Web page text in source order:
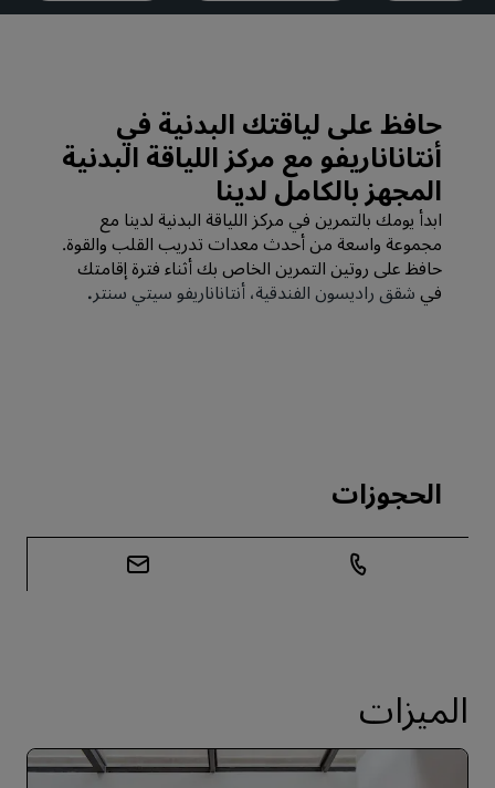
حافظ على لياقتك البدنية في
أنتاناناريفو مع مركز اللياقة البدنية
المجهز بالكامل لدينا
ابدأ يومك بالتمرين في مركز اللياقة البدنية لدينا مع
مجموعة واسعة من أحدث معدات تدريب القلب والقوة.
حافظ على روتين التمرين الخاص بك أثناء فترة إقامتك
في شقق راديسون الفندقية، أنتاناناريفو سيتي سنتر.
الحجوزات
الميزات